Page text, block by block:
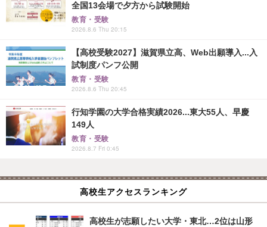
全国13会場で夕方から試験開始
教育・受験
2026.8.6 Thu 20:15
【高校受験2027】滋賀県立高、Web出願導入...入
試制度パンフ公開
教育・受験
2026.8.6 Thu 20:45
行知学園の大学合格実績2026...東大55人、早慶
149人
教育・受験
2026.8.7 Fri 0:45
高校生アクセスランキング
高校生が志願したい大学・東北…2位は山形